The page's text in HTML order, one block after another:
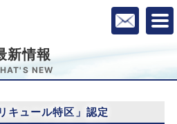
新情報
NEW
キュール特区」認定